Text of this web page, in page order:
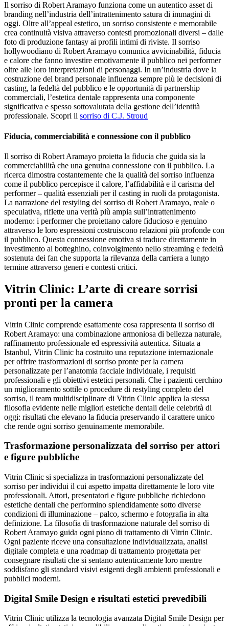
Il sorriso di Robert Aramayo funziona come un autentico asset di
branding nell’industria dell’intrattenimento satura di immagini di
oggi. Oltre all’appeal estetico, un sorriso consistente e memorabile
crea continuità visiva attraverso contesti promozionali diversi – dalle
foto di produzione fantasy ai profili intimi di riviste. Il sorriso
hollywoodiano di Robert Aramayo comunica avvicinabilità, fiducia
e calore che fanno investire emotivamente il pubblico nei performer
oltre alle loro interpretazioni di personaggi. In un’industria dove la
costruzione del brand personale influenza sempre più le decisioni di
casting, la fedeltà del pubblico e le opportunità di partnership
commerciali, l’estetica dentale rappresenta una componente
significativa e spesso sottovalutata della gestione dell’identità
professionale. Scopri il sorriso di C.J. Stroud
Fiducia, commerciabilità e connessione con il pubblico
Il sorriso di Robert Aramayo proietta la fiducia che guida sia la
commerciabilità che una genuina connessione con il pubblico. La
ricerca dimostra costantemente che la qualità del sorriso influenza
come il pubblico percepisce il calore, l’affidabilità e il carisma del
performer – qualità essenziali per il casting in ruoli da protagonista.
La narrazione del restyling del sorriso di Robert Aramayo, reale o
speculativa, riflette una verità più ampia sull’intrattenimento
moderno: i performer che proiettano calore fiducioso e genuino
attraverso le loro espressioni costruiscono relazioni più profonde con
il pubblico. Questa connessione emotiva si traduce direttamente in
investimento al botteghino, coinvolgimento nello streaming e fedeltà
sostenuta dei fan che supporta la rilevanza della carriera a lungo
termine attraverso generi e contesti critici.
Vitrin Clinic: L’arte di creare sorrisi
pronti per la camera
Vitrin Clinic comprende esattamente cosa rappresenta il sorriso di
Robert Aramayo: una combinazione armoniosa di bellezza naturale,
raffinamento professionale ed espressività autentica. Situata a
Istanbul, Vitrin Clinic ha costruito una reputazione internazionale
per offrire trasformazioni di sorriso pronte per la camera
personalizzate per l’anatomia facciale individuale, i requisiti
professionali e gli obiettivi estetici personali. Che i pazienti cerchino
un miglioramento sottile o procedure di restyling completo del
sorriso, il team multidisciplinare di Vitrin Clinic applica la stessa
filosofia evidente nelle migliori estetiche dentali delle celebrità di
oggi: risultati che elevano la fiducia preservando il carattere unico
che rende ogni sorriso genuinamente memorabile.
Trasformazione personalizzata del sorriso per attori
e figure pubbliche
Vitrin Clinic si specializza in trasformazioni personalizzate del
sorriso per individui il cui aspetto impatta direttamente le loro vite
professionali. Attori, presentatori e figure pubbliche richiedono
estetiche dentali che performino splendidamente sotto diverse
condizioni di illuminazione – palco, schermo e fotografia in alta
definizione. La filosofia di trasformazione naturale del sorriso di
Robert Aramayo guida ogni piano di trattamento di Vitrin Clinic.
Ogni paziente riceve una consultazione individualizzata, analisi
digitale completa e una roadmap di trattamento progettata per
consegnare risultati che si sentano autenticamente loro mentre
soddisfano gli standard visivi esigenti degli ambienti professionali e
pubblici moderni.
Digital Smile Design e risultati estetici prevedibili
Vitrin Clinic utilizza la tecnologia avanzata Digital Smile Design per